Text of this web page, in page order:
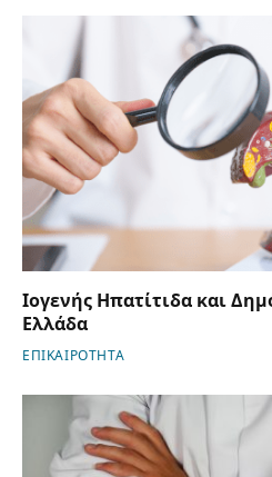
Ιογενής Ηπατίτιδα και
Ελλάδα
ΕΠΙΚΑΙΡΟΤΗΤΑ